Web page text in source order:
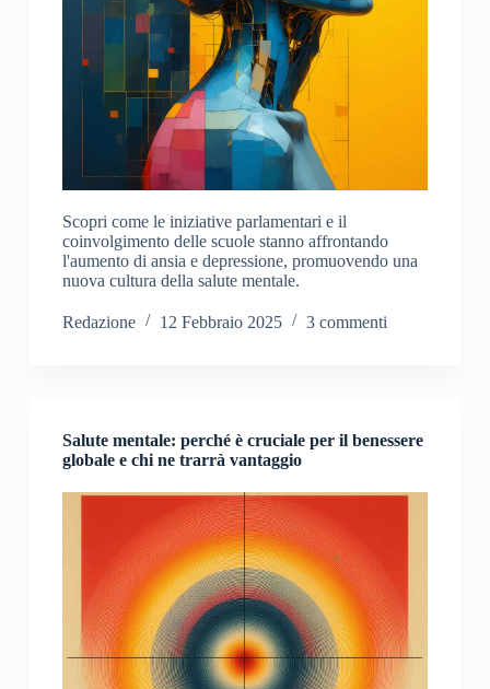
Scopri come le iniziative parlamentari e il
coinvolgimento delle scuole stanno affrontando
l'aumento di ansia e depressione, promuovendo una
nuova cultura della salute mentale.
Redazione 12 Febbraio 2025 3 commenti
Salute mentale: perché è cruciale per il benessere
globale e chi ne trarrà vantaggio